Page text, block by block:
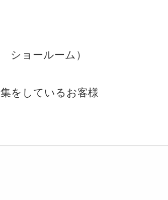
ョールーム）
をしているお客様